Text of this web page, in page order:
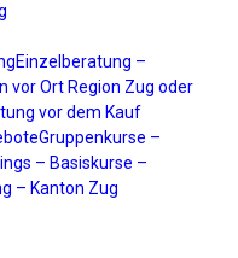
Einzelberatung –
vor Ort Region Zug oder
vor dem Kauf
Gruppenkurse –
– Basiskurse –
– Kanton Zug